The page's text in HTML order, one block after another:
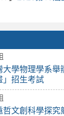
大學物理學系
」招生考試
哲文創科學探究